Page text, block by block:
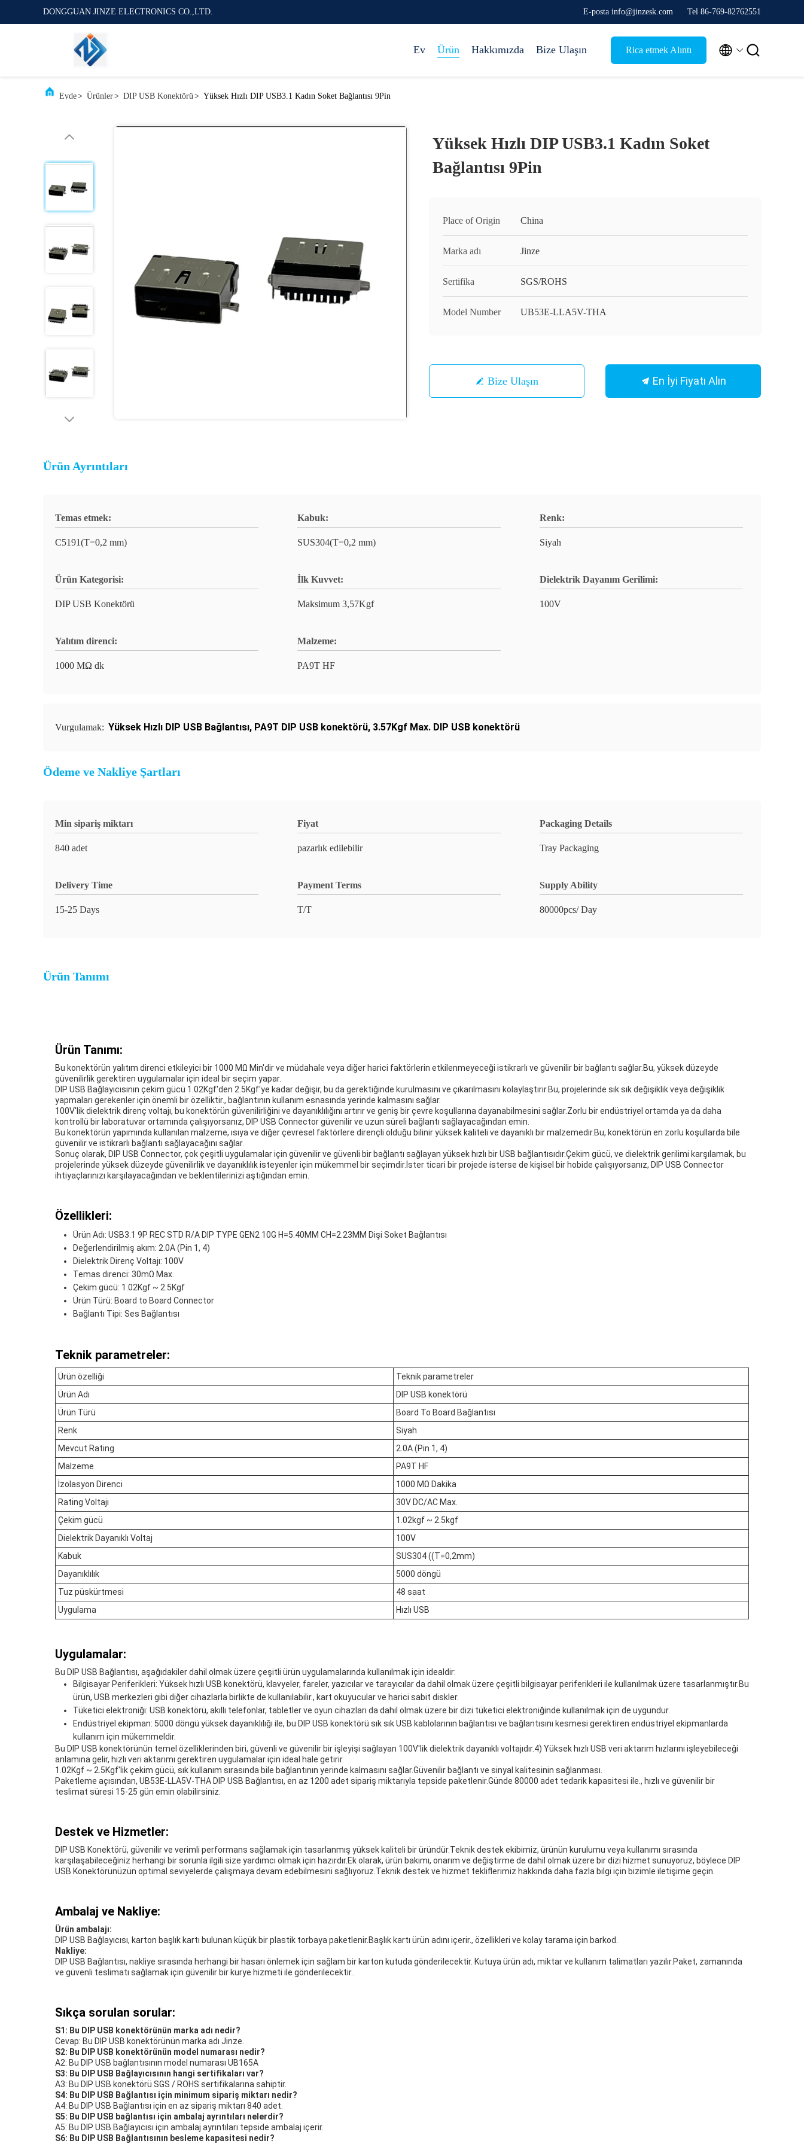
DONGGUAN JINZE ELECTRONICS CO.,LTD. E-posta info@jinzesk.com Tel 86-769-82762551
Ev Ürün Hakkımızda Bize Ulaşın Rica etmek Alıntı  
Evde> Ürünler> DIP USB Konektörü> Yüksek Hızlı DIP USB3.1 Kadın Soket Bağlantısı 9Pin
Yüksek Hızlı DIP USB3.1 Kadın Soket
Bağlantısı 9Pin
Place of Origin China
Marka adı Jinze
Sertifika SGS/ROHS
Model Number UB53E-LLA5V-THA
Bize Ulaşın En İyi Fiyatı Alın
Ürün Ayrıntıları
Temas etmek:
C5191(T=0,2 mm)
Kabuk:
SUS304(T=0,2 mm)
Renk:
Siyah
Ürün Kategorisi:
DIP USB Konektörü
İlk Kuvvet:
Maksimum 3,57Kgf
Dielektrik Dayanım Gerilimi:
100V
Yalıtım direnci:
1000 MΩ dk
Malzeme:
PA9T HF
Vurgulamak: Yüksek Hızlı DIP USB Bağlantısı, PA9T DIP USB konektörü, 3.57Kgf Max. DIP USB konektörü
Ödeme ve Nakliye Şartları
Min sipariş miktarı
840 adet
Fiyat
pazarlık edilebilir
Packaging Details
Tray Packaging
Delivery Time
15-25 Days
Payment Terms
T/T
Supply Ability
80000pcs/ Day
Ürün Tanımı
Ürün Tanımı:
Bu konektörün yalıtım direnci etkileyici bir 1000 MΩ Min'dir ve müdahale veya diğer harici faktörlerin etkilenmeyeceği istikrarlı ve güvenilir bir bağlantı sağlar.Bu, yüksek düzeyde
güvenilirlik gerektiren uygulamalar için ideal bir seçim yapar.
DIP USB Bağlayıcısının çekim gücü 1.02Kgf'den 2.5Kgf'ye kadar değişir, bu da gerektiğinde kurulmasını ve çıkarılmasını kolaylaştırır.Bu, projelerinde sık sık değişiklik veya değişiklik
yapmaları gerekenler için önemli bir özelliktir., bağlantının kullanım esnasında yerinde kalmasını sağlar.
100V'lik dielektrik direnç voltajı, bu konektörün güvenilirliğini ve dayanıklılığını artırır ve geniş bir çevre koşullarına dayanabilmesini sağlar.Zorlu bir endüstriyel ortamda ya da daha
kontrollü bir laboratuvar ortamında çalışıyorsanız, DIP USB Connector güvenilir ve uzun süreli bağlantı sağlayacağından emin.
Bu konektörün yapımında kullanılan malzeme, ısıya ve diğer çevresel faktörlere dirençli olduğu bilinir yüksek kaliteli ve dayanıklı bir malzemedir.Bu, konektörün en zorlu koşullarda bile
güvenilir ve istikrarlı bağlantı sağlayacağını sağlar.
Sonuç olarak, DIP USB Connector, çok çeşitli uygulamalar için güvenilir ve güvenli bir bağlantı sağlayan yüksek hızlı bir USB bağlantısıdır.Çekim gücü, ve dielektrik gerilimi karşılamak, bu
projelerinde yüksek düzeyde güvenilirlik ve dayanıklılık isteyenler için mükemmel bir seçimdir.İster ticari bir projede isterse de kişisel bir hobide çalışıyorsanız, DIP USB Connector
ihtiyaçlarınızı karşılayacağından ve beklentilerinizi aştığından emin.
Özellikleri:
Ürün Adı: USB3.1 9P REC STD R/A DIP TYPE GEN2 10G H=5.40MM CH=2.23MM Dişi Soket Bağlantısı
Değerlendirilmiş akım: 2.0A (Pin 1, 4)
Dielektrik Direnç Voltajı: 100V
Temas direnci: 30mΩ Max.
Çekim gücü: 1.02Kgf ~ 2.5Kgf
Ürün Türü: Board to Board Connector
Bağlantı Tipi: Ses Bağlantısı
Teknik parametreler:
Ürün özelliği
Teknik parametreler
Ürün Adı
DIP USB konektörü
Ürün Türü
Board To Board Bağlantısı
Renk
Siyah
Mevcut Rating
2.0A (Pin 1, 4)
Malzeme
PA9T HF
İzolasyon Direnci
1000 MΩ Dakika
Rating Voltajı
30V DC/AC Max.
Çekim gücü
1.02kgf ~ 2.5kgf
Dielektrik Dayanıklı Voltaj
100V
Kabuk
SUS304 ((T=0,2mm)
Dayanıklılık
5000 döngü
Tuz püskürtmesi
48 saat
Uygulama
Hızlı USB
Uygulamalar:
Bu DIP USB Bağlantısı, aşağıdakiler dahil olmak üzere çeşitli ürün uygulamalarında kullanılmak için idealdir:
Bilgisayar Periferikleri: Yüksek hızlı USB konektörü, klavyeler, fareler, yazıcılar ve tarayıcılar da dahil olmak üzere çeşitli bilgisayar periferikleri ile kullanılmak üzere tasarlanmıştır.Bu
ürün, USB merkezleri gibi diğer cihazlarla birlikte de kullanılabilir., kart okuyucular ve harici sabit diskler.
Tüketici elektroniği: USB konektörü, akıllı telefonlar, tabletler ve oyun cihazları da dahil olmak üzere bir dizi tüketici elektroniğinde kullanılmak için de uygundur.
Endüstriyel ekipman: 5000 döngü yüksek dayanıklılığı ile, bu DIP USB konektörü sık sık USB kablolarının bağlantısı ve bağlantısını kesmesi gerektiren endüstriyel ekipmanlarda
kullanım için mükemmeldir.
Bu DIP USB konektörünün temel özelliklerinden biri, güvenli ve güvenilir bir işleyişi sağlayan 100V'lik dielektrik dayanıklı voltajıdır.4) Yüksek hızlı USB veri aktarım hızlarını işleyebileceği
anlamına gelir, hızlı veri aktarımı gerektiren uygulamalar için ideal hale getirir.
1.02Kgf ~ 2.5Kgf'lik çekim gücü, sık kullanım sırasında bile bağlantının yerinde kalmasını sağlar.Güvenilir bağlantı ve sinyal kalitesinin sağlanması.
Paketleme açısından, UB53E-LLA5V-THA DIP USB Bağlantısı, en az 1200 adet sipariş miktarıyla tepside paketlenir.Günde 80000 adet tedarik kapasitesi ile., hızlı ve güvenilir bir
teslimat süresi 15-25 gün emin olabilirsiniz.
Destek ve Hizmetler:
DIP USB Konektörü, güvenilir ve verimli performans sağlamak için tasarlanmış yüksek kaliteli bir üründür.Teknik destek ekibimiz, ürünün kurulumu veya kullanımı sırasında
karşılaşabileceğiniz herhangi bir sorunla ilgili size yardımcı olmak için hazırdır.Ek olarak, ürün bakımı, onarım ve değiştirme de dahil olmak üzere bir dizi hizmet sunuyoruz, böylece DIP
USB Konektörünüzün optimal seviyelerde çalışmaya devam edebilmesini sağlıyoruz.Teknik destek ve hizmet tekliflerimiz hakkında daha fazla bilgi için bizimle iletişime geçin.
Ambalaj ve Nakliye:
Ürün ambalajı:
DIP USB Bağlayıcısı, karton başlık kartı bulunan küçük bir plastik torbaya paketlenir.Başlık kartı ürün adını içerir., özellikleri ve kolay tarama için barkod.
Nakliye:
DIP USB Bağlantısı, nakliye sırasında herhangi bir hasarı önlemek için sağlam bir karton kutuda gönderilecektir. Kutuya ürün adı, miktar ve kullanım talimatları yazılır.Paket, zamanında
ve güvenli teslimatı sağlamak için güvenilir bir kurye hizmeti ile gönderilecektir..
Sıkça sorulan sorular:
S1: Bu DIP USB konektörünün marka adı nedir?
Cevap: Bu DIP USB konektörünün marka adı Jinze.
S2: Bu DIP USB konektörünün model numarası nedir?
A2: Bu DIP USB bağlantısının model numarası UB165A
S3: Bu DIP USB Bağlayıcısının hangi sertifikaları var?
A3: Bu DIP USB konektörü SGS / ROHS sertifikalarına sahiptir.
S4: Bu DIP USB Bağlantısı için minimum sipariş miktarı nedir?
A4: Bu DIP USB Bağlantısı için en az sipariş miktarı 840 adet.
S5: Bu DIP USB bağlantısı için ambalaj ayrıntıları nelerdir?
A5: Bu DIP USB Bağlayıcısı için ambalaj ayrıntıları tepside ambalaj içerir.
S6: Bu DIP USB Bağlantısının besleme kapasitesi nedir?